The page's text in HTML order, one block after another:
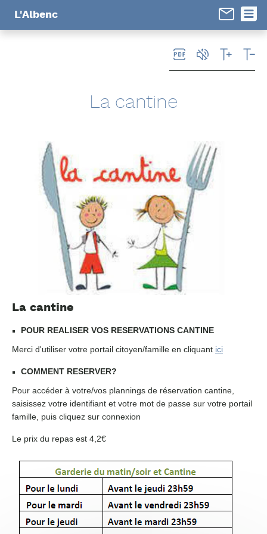
L'Albenc
La cantine
La cantine
POUR REALISER VOS RESERVATIONS CANTINE
Merci d'utiliser votre portail citoyen/famille en cliquant ici
COMMENT RESERVER?
Pour accéder à votre/vos plannings de réservation cantine,
saisissez votre identifiant et votre mot de passe sur votre portail
famille, puis cliquez sur connexion
Le prix du repas est 4,2€